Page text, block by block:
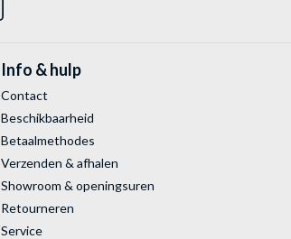
Info & hulp
Contact
Beschikbaarheid
Betaalmethodes
Verzenden & afhalen
Showroom & openingsuren
Retourneren
Service